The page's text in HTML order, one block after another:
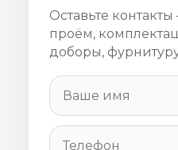
Оставьте
проём,
доборы,